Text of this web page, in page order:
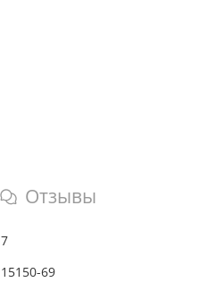
Отзывы
7
15150-69